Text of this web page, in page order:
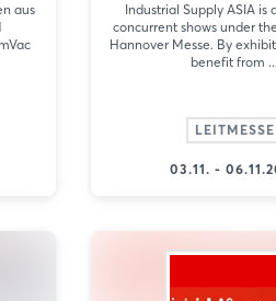
aus
Industrial Supply ASIA is
concurrent shows under
Hannover Messe. By
benefit from ...
LEITMESSE
03.11. -